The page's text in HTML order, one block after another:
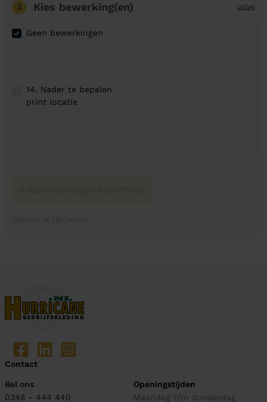
3 Kies bewerking(en) uitleg
Geen bewerkingen
14. Nader te bepalen
print locatie
Contact
Bel ons
0348 - 444 440
Openingstijden
Maandag t/m donderdag